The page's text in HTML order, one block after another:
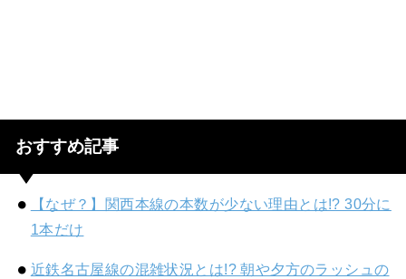
おすすめ記事
【なぜ？】関西本線の本数が少ない理由とは!? 30分に
1本だけ
近鉄名古屋線の混雑状況とは!? 朝や夕方のラッシュの